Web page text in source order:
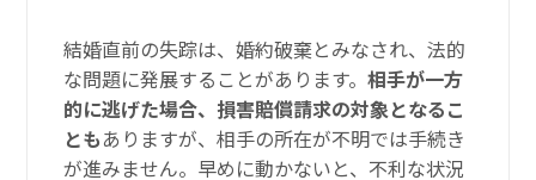
結婚直前の失踪は、婚約破棄とみなされ、法的
な問題に発展することがあります。相手が一方
的に逃げた場合、損害賠償請求の対象となるこ
ともありますが、相手の所在が不明では手続き
が進みません。早めに動かないと、不利な状況